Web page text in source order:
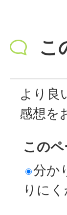
こ
より良
感想を
この
分か
りに